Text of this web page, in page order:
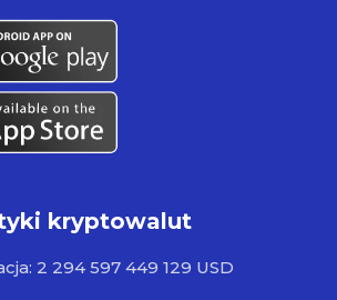
kryptowalut
2 294 597 449 129 USD